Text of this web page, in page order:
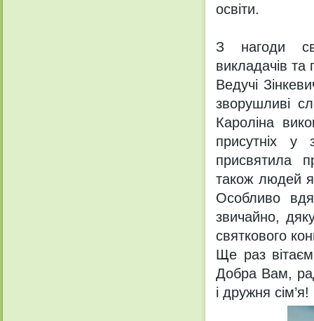
освіти.
З нагоди
викладачів та
Ведучі
зворушливі
Кароліна
присутніх у
присвятила
також людей
Особливо
звичайно,
святкового
Ще раз
Добра Вам,
і дружня сім’я!